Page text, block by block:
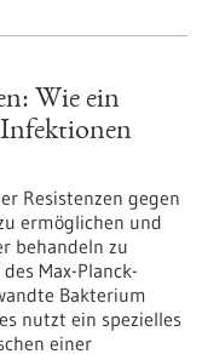
Wie ein
Infektionen
Resistenzen gegen
ermöglichen und
behandeln zu
Max-Planck-
Bakterium
nutzt ein spezielles
einer